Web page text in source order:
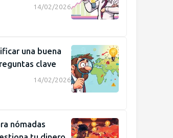
14/02/2026
una buena
clave
14/02/2026
nómadas